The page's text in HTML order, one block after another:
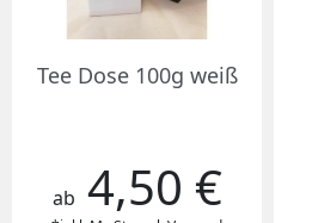
Tee Dose 100g weiß
Preis
ab 4,50 €